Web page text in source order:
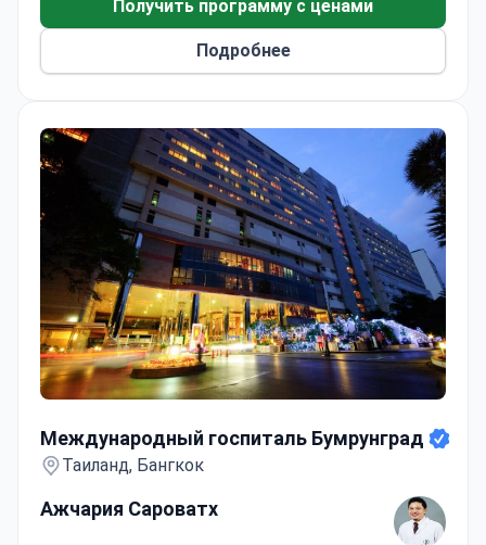
Клиника оснащена стерильными
операционными уровня больницы с системой
фильтрации HEPA и современными
обеспечивает высокий уровень безопасности
пациентов. Также предоставляется
круглосуточный постоперационный уход в
частных VIP-палатах и специализированный
Центр кожи и лазерных технологий, предлагая
комплексное решение «всё в одном» для
красоты.
Получить программу с ценами
Подробнее
Международный госпиталь Бумрунград
Таиланд, Бангкок
Ажчария Сароватх